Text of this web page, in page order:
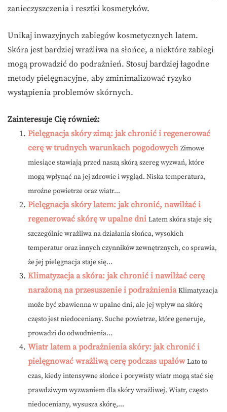
zanieczyszczenia i resztki kosmetyków.
Unikaj inwazyjnych zabiegów kosmetycznych latem.
Skóra jest bardziej wrażliwa na słońce, a niektóre zabiegi
mogą prowadzić do podrażnień. Stosuj bardziej łagodne
metody pielęgnacyjne, aby zminimalizować ryzyko
wystąpienia problemów skórnych.
Zainteresuje Cię również:
Pielęgnacja skóry zimą: jak chronić i regenerować
cerę w trudnych warunkach pogodowych Zimowe
miesiące stawiają przed naszą skórą szereg wyzwań, które
mogą wpłynąć na jej zdrowie i wygląd. Niska temperatura,
mroźne powietrze oraz wiatr...
Pielęgnacja skóry latem: jak chronić, nawilżać i
regenerować skórę w upalne dni Latem skóra staje się
szczególnie wrażliwa na działania słońca, wysokich
temperatur oraz innych czynników zewnętrznych, co sprawia,
że jej pielęgnacja staje się...
Klimatyzacja a skóra: jak chronić i nawilżać cerę
narażoną na przesuszenie i podrażnienia Klimatyzacja
może być zbawienna w upalne dni, ale jej wpływ na skórę
często jest niedoceniany. Suche powietrze, które generuje,
prowadzi do odwodnienia...
Wiatr latem a podrażnienia skóry: jak chronić i
pielęgnować wrażliwą cerę podczas upałów Lato to
czas, kiedy intensywne słońce i porywisty wiatr mogą stać się
prawdziwym wyzwaniem dla skóry wrażliwej. Wiatr, często
niedoceniany, wysusza skórę,...